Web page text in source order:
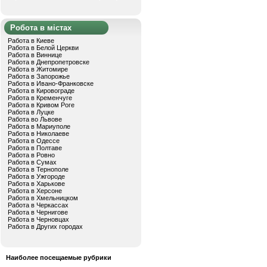
Робота в містах
Работа в Киеве
Работа в Белой Церкви
Работа в Виннице
Работа в Днепропетровске
Работа в Житомире
Работа в Запорожье
Работа в Ивано-Франковске
Работа в Кировограде
Работа в Кременчуге
Работа в Кривом Роге
Работа в Луцке
Работа во Львове
Работа в Мариуполе
Работа в Николаеве
Работа в Одессе
Работа в Полтаве
Работа в Ровно
Работа в Сумах
Работа в Тернополе
Работа в Ужгороде
Работа в Харькове
Работа в Херсоне
Работа в Хмельницком
Работа в Черкассах
Работа в Чернигове
Работа в Черновцах
Работа в Других городах
Наиболее посещаемые рубрики